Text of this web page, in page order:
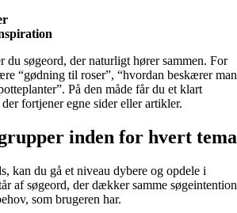
du søgeord, der naturligt hører sammen. For
“gødning til roser”, “hvordan beskærer man
På den måde får du et klart
fortjener egne sider eller artikler.
inden for hvert tema
kan du gå et niveau dybere og opdele i
af søgeord, der dækker samme søgeintention
som brugeren har.